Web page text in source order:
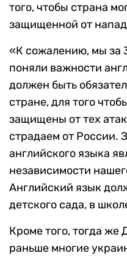
того, чтобы страна
защищенной от
«К сожалению, мы за
поняли важности
должен быть
стране, для того
защищены от тех
страдаем от России.
английского языка
независимости
Английский язык
детского сада, в
Кроме того, тогда же
раньше многие